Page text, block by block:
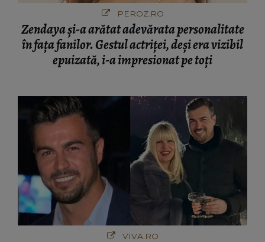
PEROZ.RO
Zendaya și-a arătat adevărata personalitate
în fața fanilor. Gestul actriței, deși era vizibil
epuizată, i-a impresionat pe toți
VIVA.RO